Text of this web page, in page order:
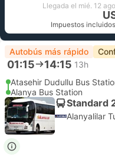
Llegada el mié. 12 ago
Impuestos incluidos
Autobús más rápido
01:15 14:15 13h
Atasehir Dudullu Bus
Alanya Bus Station
Standard
Alanyalilar